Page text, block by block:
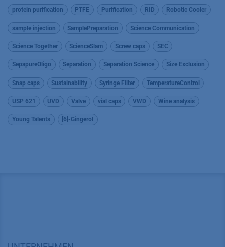
protein purification PTFE Purification RID Robotic Cooler
sample injection SamplePreparation Science Communication
Science Together ScienceSlam Screw caps SEC
SepapureOligo Separation Separation Science Size Exclusion
Snap caps Sustainability Syringe Filter TemperatureControl
USP 621 UVD Valve vial caps VWD Wine analysis
Young Talents [6]-Gingerol